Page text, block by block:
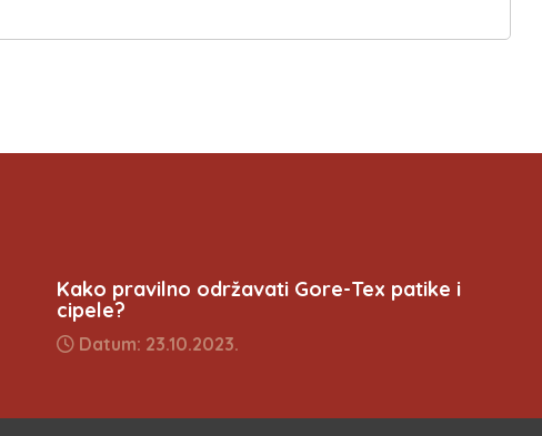
Kako pravilno održavati Gore-Tex patike i
cipele?
Datum: 23.10.2023.